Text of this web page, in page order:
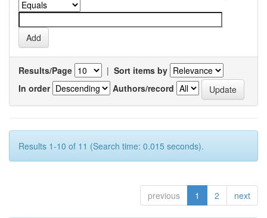
Results/Page | Sort items by
In order
Authors/record
Results 1-10 of 11 (Search time: 0.015 seconds).
previous 1 2 next